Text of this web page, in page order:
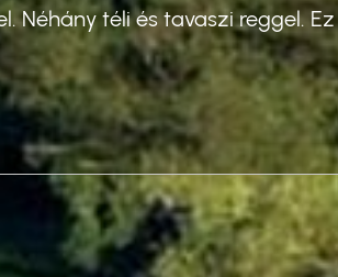
Néhány téli és tavaszi reggel.